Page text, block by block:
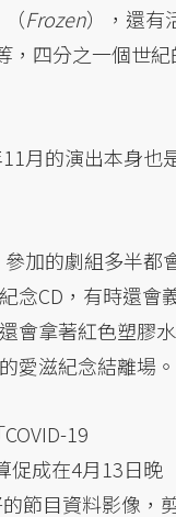
Frozen），還有
，四分之一個世紀
月的演出本身也
加的劇組多半都
念CD，有時還會
會拿著紅色塑膠水
愛滋紀念結離場。
19
促成在4月13日晚
節目資料影像，